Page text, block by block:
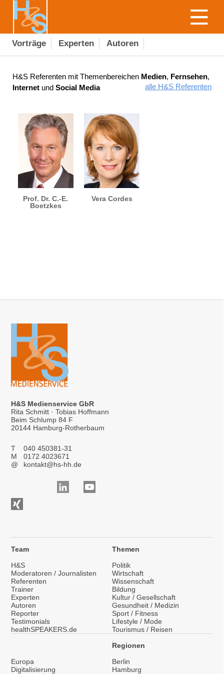
Vorträge Experten Autoren
H&S Referenten mit Themenbereichen Medien, Fernsehen,
Internet und Social Media alle H&S Referenten
Prof. Dr. C.-E.
Boetzkes
Vera Cordes
H&S Medienservice GbR
Rita Schmitt · Tobias Hoffmann
Beim Schlump 84 F
20144 Hamburg-Rotherbaum
T
040 450381-31
M
0172 4023671
@
kontakt@hs-hh.de
Team
H&S
Moderatoren / Journalisten
Referenten
Trainer
Experten
Autoren
Reporter
Testimonials
healthSPEAKERS.de
Themen
Politik
Wirtschaft
Wissenschaft
Bildung
Kultur / Gesellschaft
Gesundheit / Medizin
Sport / Fitness
Lifestyle / Mode
Tourismus / Reisen
Europa
Digitalisierung
Regionen
Berlin
Hamburg